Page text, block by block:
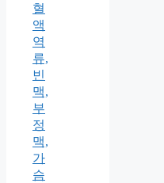
혈
액
역
류,
빈
맥,
부
정
맥,
가
슴